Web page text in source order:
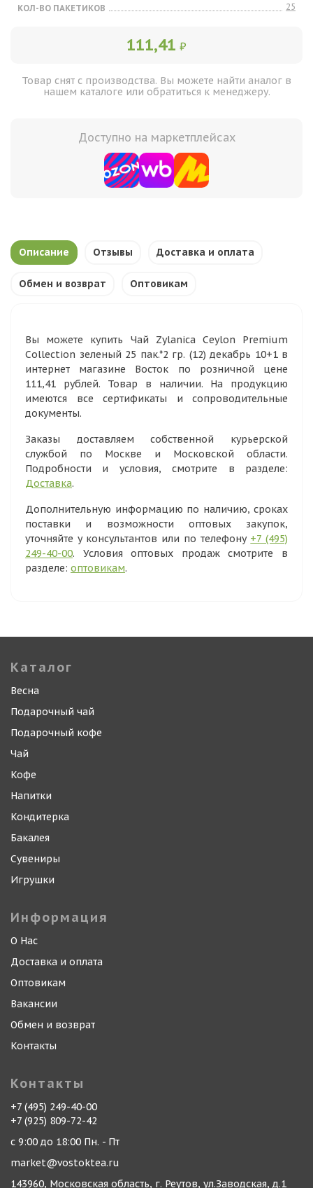
КОЛ-ВО ПАКЕТИКОВ
25
111,41 ₽
Товар снят с производства. Вы можете найти аналог в
нашем каталоге или обратиться к менеджеру.
Доступно на маркетплейсах
Описание Отзывы Доставка и оплата
Обмен и возврат Оптовикам
Вы можете купить Чай Zylanica Ceylon Premium
Collection зеленый 25 пак.*2 гр. (12) декабрь 10+1 в
интернет магазине Восток по розничной цене
111,41 рублей. Товар в наличии. На продукцию
имеются все сертификаты и сопроводительные
документы.
Заказы доставляем собственной курьерской
службой по Москве и Московской области.
Подробности и условия, смотрите в разделе:
Доставка.
Дополнительную информацию по наличию, сроках
поставки и возможности оптовых закупок,
уточняйте у консультантов или по телефону +7 (495)
249-40-00. Условия оптовых продаж смотрите в
разделе: оптовикам.
Каталог
Весна
Подарочный чай
Подарочный кофе
Чай
Кофе
Напитки
Кондитерка
Бакалея
Сувениры
Игрушки
Информация
О Нас
Доставка и оплата
Оптовикам
Вакансии
Обмен и возврат
Контакты
Контакты
+7 (495) 249-40-00
+7 (925) 809-72-42
с 9:00 до 18:00 Пн. - Пт
market@vostoktea.ru
143960, Московская область, г. Реутов, ул.Заводская, д.1